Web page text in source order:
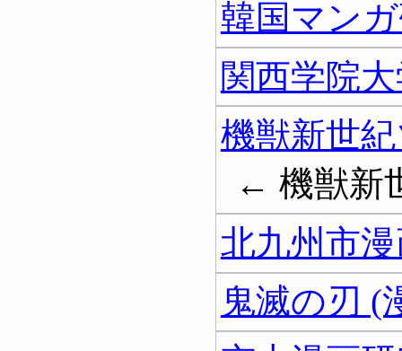
韓国マン
関西学院
機獣新世
← 機獣新
北九州市
鬼滅の刃 (